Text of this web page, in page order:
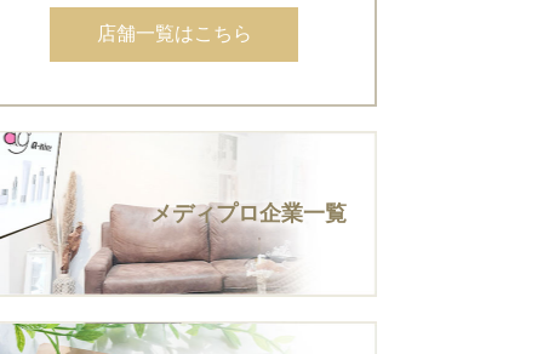
店舗一覧はこちら
メディプロ企業一覧